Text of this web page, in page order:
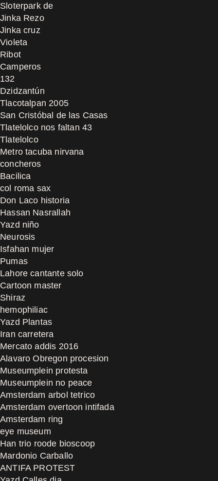
Sloterpark de
Jinka Rezo
Jinka cruz
Violeta
Ribot
Camperos
132
Dzidzantún
Tlacotalpan 2005
San Cristóbal de las Casas
Tlatelolco nos faltan 43
Tlatelolco
Metro tacuba nirvana
concheros
Bacilica
col roma sax
Don Laco historia
Hassan Nasrallah
Yazd niño
Neurosis
Isfahan mujer
Pumas
Lahore cantante solo
Cartoon master
Shiraz
hemophiliac
Yazd Plantas
Iran carretera
Mercato addis 2016
Alavaro Obregon procesion
Museumplein protesta
Museumplein no peace
Amsterdam arbol tetrico
Amsterdam overtoon intifada
Amsterdam ring
eye museum
Han trio roode bioscoop
Mardonio Carballo
ANTIFA PROTEST